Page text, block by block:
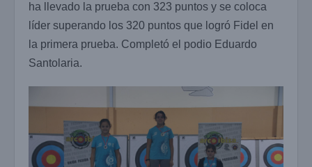
ha llevado la prueba con 323 puntos y se coloca
líder superando los 320 puntos que logró Fidel en
la primera prueba. Completó el podio Eduardo
Santolaria.